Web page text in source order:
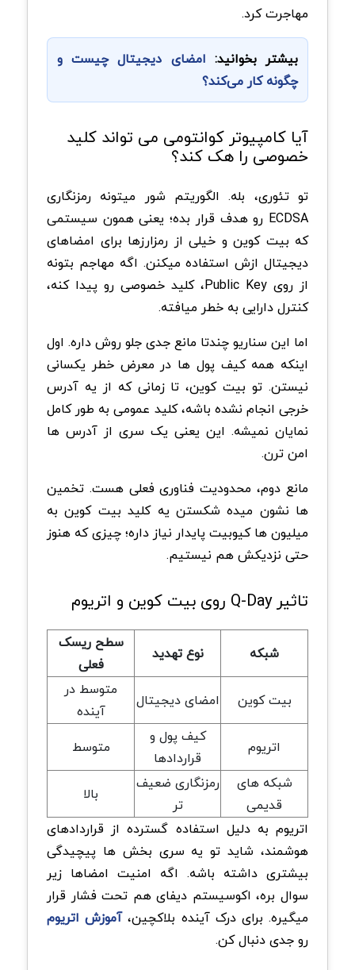
مهاجرت کرد.
بیشتر بخوانید: امضای دیجیتال چیست و
چگونه کار می‌کند؟
آیا کامپیوتر کوانتومی می تواند کلید
خصوصی را هک کند؟
تو تئوری، بله. الگوریتم شور میتونه رمزنگاری
ECDSA رو هدف قرار بده؛ یعنی همون سیستمی
که بیت کوین و خیلی از رمزارزها برای امضاهای
دیجیتال ازش استفاده میکنن. اگه مهاجم بتونه
از روی Public Key، کلید خصوصی رو پیدا کنه،
کنترل دارایی به خطر میافته.
اما این سناریو چندتا مانع جدی جلو روش داره. اول
اینکه همه کیف پول ها در معرض خطر یکسانی
نیستن. تو بیت کوین، تا زمانی که از یه آدرس
خرجی انجام نشده باشه، کلید عمومی به طور کامل
نمایان نمیشه. این یعنی یک سری از آدرس ها
امن ترن.
مانع دوم، محدودیت فناوری فعلی هست. تخمین
ها نشون میده شکستن یه کلید بیت کوین به
میلیون ها کیوبیت پایدار نیاز داره؛ چیزی که هنوز
حتی نزدیکش هم نیستیم.
تاثیر Q-Day روی بیت کوین و اتریوم
شبکه نوع تهدید
سطح ریسک
فعلی
بیت کوین
امضای دیجیتال
متوسط در
آینده
اتریوم
کیف پول و
قراردادها
متوسط
شبکه های
قدیمی
رمزنگاری ضعیف
تر
بالا
اتریوم به دلیل استفاده گسترده از قراردادهای
هوشمند، شاید تو یه سری بخش ها پیچیدگی
بیشتری داشته باشه. اگه امنیت امضاها زیر
سوال بره، اکوسیستم دیفای هم تحت فشار قرار
میگیره. برای درک آینده بلاکچین،آموزش اتریوم
رو جدی دنبال کن.